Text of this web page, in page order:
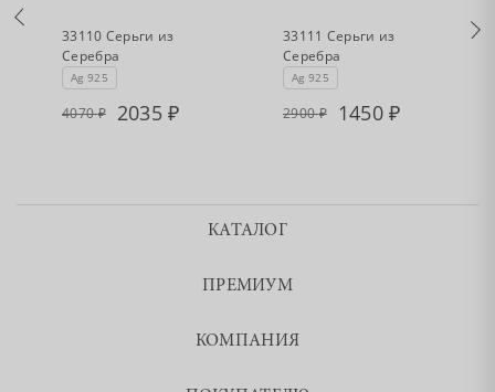
33110 Серьги из
Серебра
Ag 925
4070 2035
33111 Серьги из
Серебра
Ag 925
2900 1450
КАТАЛОГ
ПРЕМИУМ
КОМПАНИЯ